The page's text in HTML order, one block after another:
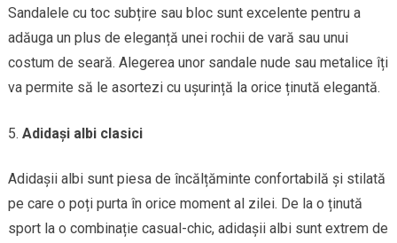
Sandalele cu toc subțire sau bloc sunt excelente pentru a
adăuga un plus de eleganță unei rochii de vară sau unui
costum de seară. Alegerea unor sandale nude sau metalice îți
va permite să le asortezi cu ușurință la orice ținută elegantă.
Adidași albi clasici
Adidașii albi sunt piesa de încălțăminte confortabilă și stilată
pe care o poți purta în orice moment al zilei. De la o ținută
sport la o combinație casual-chic, adidașii albi sunt extrem de